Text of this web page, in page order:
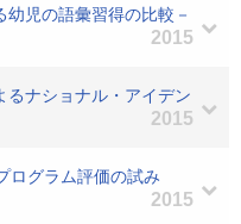
児の語彙習得の比較－
2015
るナショナル・アイデン
2015
ログラム評価の試み
2015